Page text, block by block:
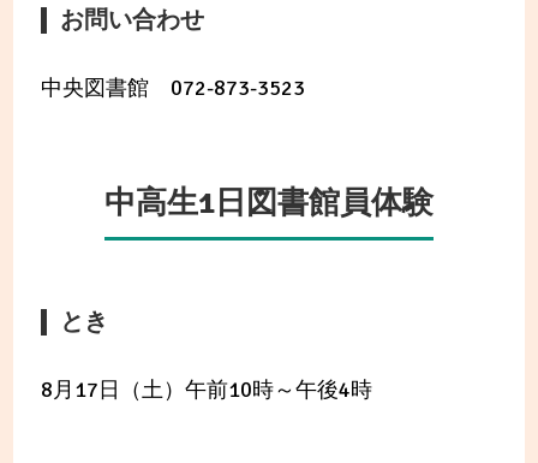
お問い合わせ
中央図書館 072-873-3523
中高生1日図書館員体験
とき
8月17日（土）午前10時～午後4時